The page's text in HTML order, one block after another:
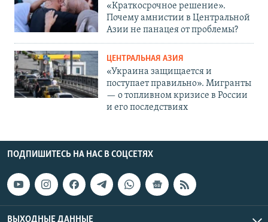
«Краткосрочное решение».
Почему амнистии в Центральной
Азии не панацея от проблемы?
ЦЕНТРАЛЬНАЯ АЗИЯ
«Украина защищается и
поступает правильно». Мигранты
— о топливном кризисе в России
и его последствиях
ПОДПИШИТЕСЬ НА НАС В СОЦСЕТЯХ
ВЫХОДНЫЕ ДАННЫЕ